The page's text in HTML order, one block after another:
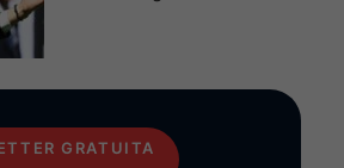
GRATUITA